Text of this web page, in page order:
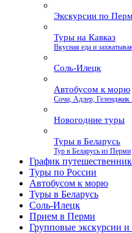
Экскурсии по
Туры на Кавказ
Вкусная еда и
Соль-Илецк
Автобусом к морю
Сочи, Адлер, Геленджик
Новогодние туры
Туры в Беларусь
Тур в Беларусь из Перми
График
Туры по России
Автобусом к морю
Туры в Беларусь
Соль-Илецк
Прием в Перми
Групповые экскурсии